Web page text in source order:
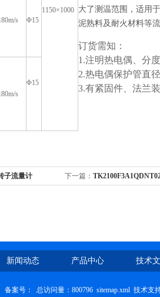
1150×1000
s Φ15
s
Φ15
大了测温范围，适用
泥熟料及耐火材料等
订货需知：
1.注明热电偶、分
2.热电偶保护管直
3.有紧固件、法兰
子流量计 下一篇：
新闻动态 产品中心 技术
备案号： 总访问量：800796 sitemap.xml 技术支